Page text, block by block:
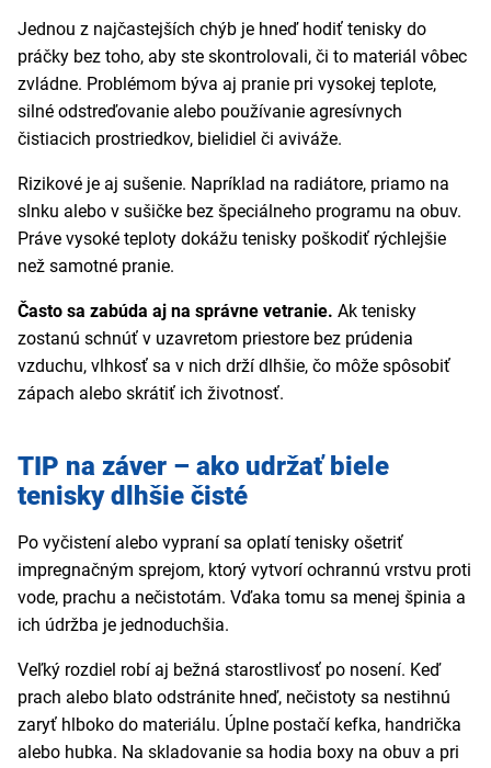
Jednou z najčastejších chýb je hneď hodiť tenisky do
práčky bez toho, aby ste skontrolovali, či to materiál vôbec
zvládne. Problémom býva aj pranie pri vysokej teplote,
silné odstreďovanie alebo používanie agresívnych
čistiacich prostriedkov, bielidiel či aviváže.
Rizikové je aj sušenie. Napríklad na radiátore, priamo na
slnku alebo v sušičke bez špeciálneho programu na obuv.
Práve vysoké teploty dokážu tenisky poškodiť rýchlejšie
než samotné pranie.
Často sa zabúda aj na správne vetranie. Ak tenisky
zostanú schnúť v uzavretom priestore bez prúdenia
vzduchu, vlhkosť sa v nich drží dlhšie, čo môže spôsobiť
zápach alebo skrátiť ich životnosť.
TIP na záver – ako udržať biele
tenisky dlhšie čisté
Po vyčistení alebo vypraní sa oplatí tenisky ošetriť
impregnačným sprejom, ktorý vytvorí ochrannú vrstvu proti
vode, prachu a nečistotám. Vďaka tomu sa menej špinia a
ich údržba je jednoduchšia.
Veľký rozdiel robí aj bežná starostlivosť po nosení. Keď
prach alebo blato odstránite hneď, nečistoty sa nestihnú
zaryť hlboko do materiálu. Úplne postačí kefka, handrička
alebo hubka. Na skladovanie sa hodia boxy na obuv a pri